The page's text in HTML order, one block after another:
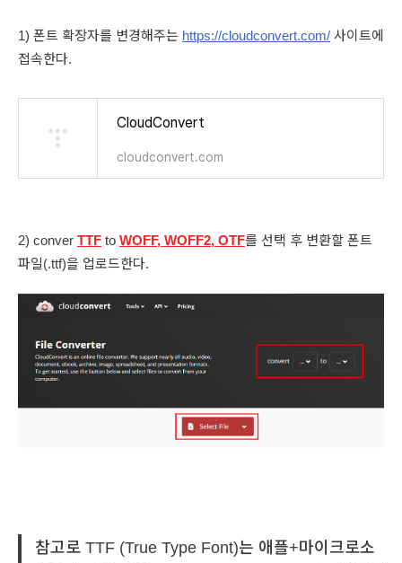
1) 폰트 확장자를 변경해주는 https://cloudconvert.com/ 사이트에
접속한다.
CloudConvert
cloudconvert.com
2) conver TTF to WOFF, WOFF2, OTF를 선택 후 변환할 폰트
파일(.ttf)을 업로드한다.
참고로 TTF (True Type Font)는 애플+마이크로소